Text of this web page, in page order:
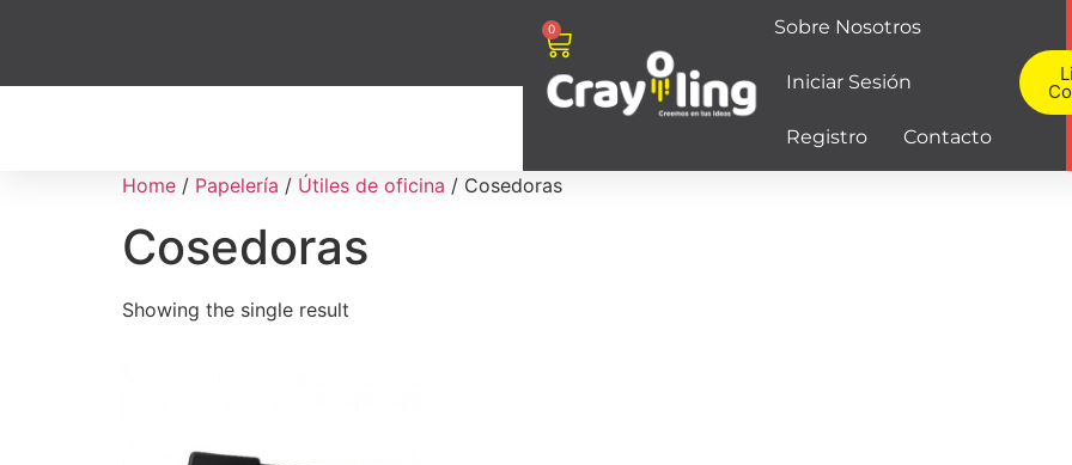
Sobre Nosotros
Iniciar Sesión
Registro Contacto
0
Home / Papelería / Útiles de oficina / Cosedoras
Cosedoras
Showing the single result